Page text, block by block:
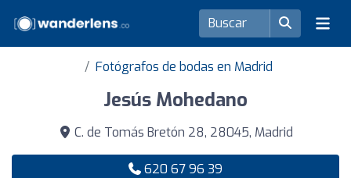
Fotógrafos de bodas en Madrid
Jesús Mohedano
C. de Tomás Bretón 28, 28045, Madrid
620 67 96 39